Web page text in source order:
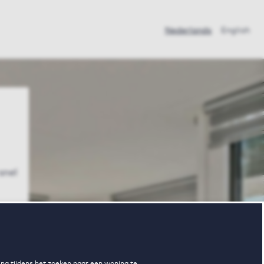
Nederlands English